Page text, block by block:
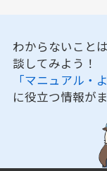
わからないこと
談してみよう！
「マニュアル・
に役立つ情報が